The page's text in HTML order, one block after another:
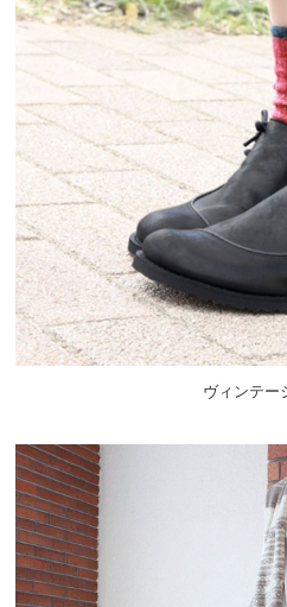
ヴィンテー